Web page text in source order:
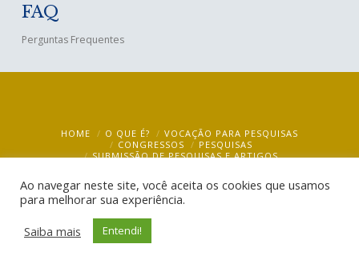
FAQ
Perguntas Frequentes
HOME O QUE É?
VOCAÇÃO PARA PESQUISAS
CONGRESSOS
PESQUISAS
SUBMISSÃO DE PESQUISAS E ARTIGOS
BLOG
UDV Ciência @ 2019
Ao navegar neste site, você aceita os cookies que usamos
para melhorar sua experiência.
Saiba mais
Entendi!